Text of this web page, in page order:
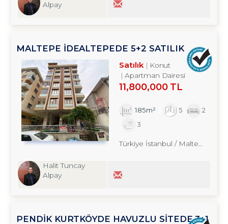
Alpay
MALTEPE İDEALTEPEDE 5+2 SATILIK
DUBLEKS TROYKADAN Satılık
Konut
Apartman Dairesi
11,800,000 TL
185m² 5
2
3
Türkiye İstanbul / Maltepe
Halit Tuncay
Alpay
PENDİK KURTKÖYDE HAVUZLU SİTEDE 3+1